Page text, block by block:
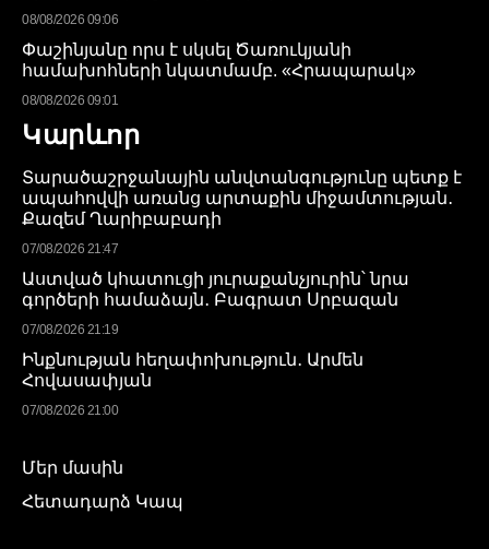
08/08/2026 09:06
Փաշինյանը որս է սկսել Ծառուկյանի
համախոհների նկատմամբ. «Հրապարակ»
08/08/2026 09:01
Կարևոր
Տարածաշրջանային անվտանգությունը պետք է
ապահովվի առանց արտաքին միջամտության․
Քազեմ Ղարիբաբադի
07/08/2026 21:47
Աստված կհատուցի յուրաքանչյուրին՝ նրա
գործերի համաձայն․ Բագրատ Սրբազան
07/08/2026 21:19
Ինքնության հեղափոխություն․ Արմեն
Հովասափյան
07/08/2026 21:00
Մեր մասին
Հետադարձ Կապ